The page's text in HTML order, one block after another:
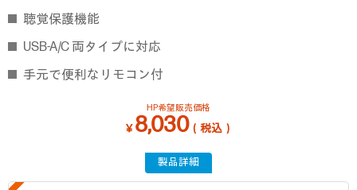
聴覚保護機能
USB-A/C 両タイプに対応
手元で便利なリモコン付
HP希望販売価格
￥8,030（税込）
製品詳細